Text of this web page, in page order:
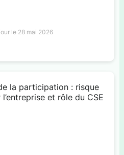
le 28 mai 2026
la participation : risque
et rôle du CSE